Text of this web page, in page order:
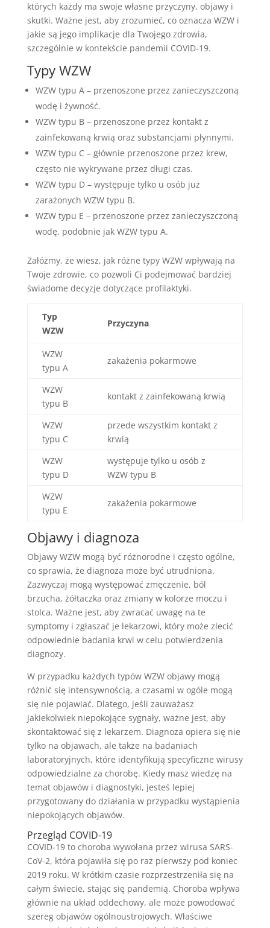
których każdy ma swoje własne przyczyny, objawy i
skutki. Ważne jest, aby zrozumieć, co oznacza WZW i
jakie są jego implikacje dla Twojego zdrowia,
szczególnie w kontekście pandemii COVID-19.
Typy WZW
WZW typu A – przenoszone przez zanieczyszczoną
wodę i żywność.
WZW typu B – przenoszone przez kontakt z
zainfekowaną krwią oraz substancjami płynnymi.
WZW typu C – głównie przenoszone przez krew,
często nie wykrywane przez długi czas.
WZW typu D – występuje tylko u osób już
zarażonych WZW typu B.
WZW typu E – przenoszone przez zanieczyszczoną
wodę, podobnie jak WZW typu A.
Załóżmy, że wiesz, jak różne typy WZW wpływają na
Twoje zdrowie, co pozwoli Ci podejmować bardziej
świadome decyzje dotyczące profilaktyki.
Typ
WZW
Przyczyna
WZW
typu A
zakażenia pokarmowe
WZW
typu B
kontakt z zainfekowaną krwią
WZW
typu C
przede wszystkim kontakt z
krwią
WZW
typu D
występuje tylko u osób z
WZW typu B
WZW
typu E
zakażenia pokarmowe
Objawy i diagnoza
Objawy WZW mogą być różnorodne i często ogólne,
co sprawia, że diagnoza może być utrudniona.
Zazwyczaj mogą występować zmęczenie, ból
brzucha, żółtaczka oraz zmiany w kolorze moczu i
stolca. Ważne jest, aby zwracać uwagę na te
symptomy i zgłaszać je lekarzowi, który może zlecić
odpowiednie badania krwi w celu potwierdzenia
diagnozy.
W przypadku każdych typów WZW objawy mogą
różnić się intensywnością, a czasami w ogóle mogą
się nie pojawiać. Dlatego, jeśli zauważasz
jakiekolwiek niepokojące sygnały, ważne jest, aby
skontaktować się z lekarzem. Diagnoza opiera się nie
tylko na objawach, ale także na badaniach
laboratoryjnych, które identyfikują specyficzne wirusy
odpowiedzialne za chorobę. Kiedy masz wiedzę na
temat objawów i diagnostyki, jesteś lepiej
przygotowany do działania w przypadku wystąpienia
niepokojących objawów.
Przegląd COVID-19
COVID-19 to choroba wywołana przez wirusa SARS-
CoV-2, która pojawiła się po raz pierwszy pod koniec
2019 roku. W krótkim czasie rozprzestrzeniła się na
całym świecie, stając się pandemią. Choroba wpływa
głównie na układ oddechowy, ale może powodować
szereg objawów ogólnoustrojowych. Właściwe